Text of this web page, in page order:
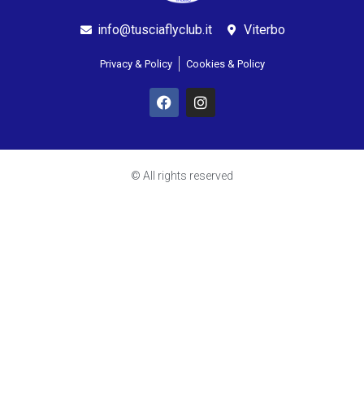
info@tusciaflyclub.it Viterbo
Privacy & Policy Cookies & Policy
© All rights reserved